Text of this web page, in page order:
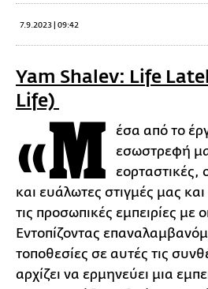
7.9.2023 | 09:42
Yam Shalev: Life
Life)
«Μ
έσα από το
εσωστρεφή
εορταστικές,
και ευάλωτες στιγμές μας
τις προσωπικές εμπειρίες με
Εντοπίζοντας
τοποθεσίες σε αυτές τις
αρχίζει να ερμηνεύει μια